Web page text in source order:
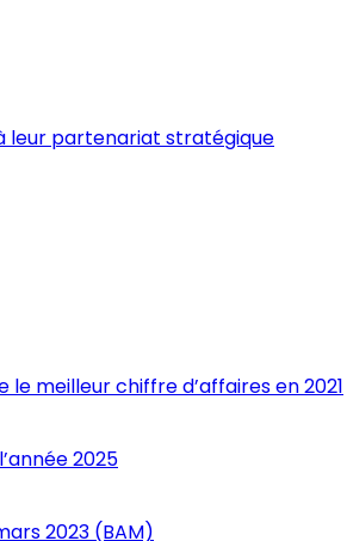
leur partenariat stratégique
meilleur chiffre d’affaires en 2021
2025
2023 (BAM)